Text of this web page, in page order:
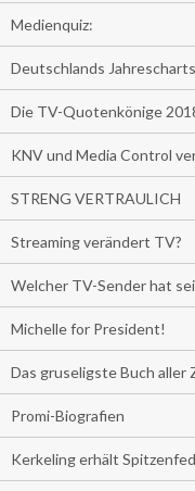
Medienquiz:
Deutschlands
Die TV-Quotenkönige
KNV und Media Control
STRENG VERTRAULICH
Streaming verändert TV?
Welcher TV-Sender hat
Michelle for President!
Das gruseligste Buch aller
Promi-Biografien
Kerkeling erhält